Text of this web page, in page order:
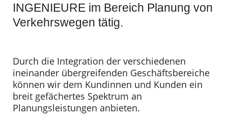
INGENIEURE im Bereich Planung von
Verkehrswegen tätig.
Durch die Integration der verschiedenen
ineinander übergreifenden Geschäftsbereiche
können wir dem Kundinnen und Kunden ein
breit gefächertes Spektrum an
Planungsleistungen anbieten.